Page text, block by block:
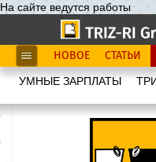
На сайте ведутся работы
НОВОЕ СТАТЬИ
УМНЫЕ ЗАРПЛАТЫ